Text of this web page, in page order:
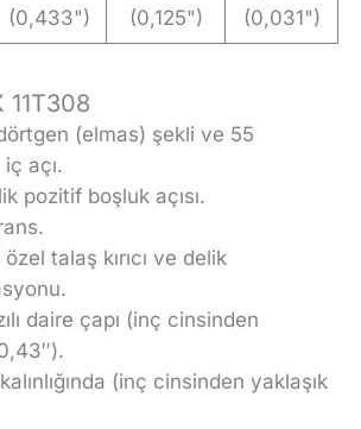
(0,433")
(0,125")
(0,031")
11T308
(elmas) şekli ve 55
açı.
pozitif boşluk açısı.
talaş kırıcı ve delik
daire çapı (inç cinsinden
(inç cinsinden yaklaşık